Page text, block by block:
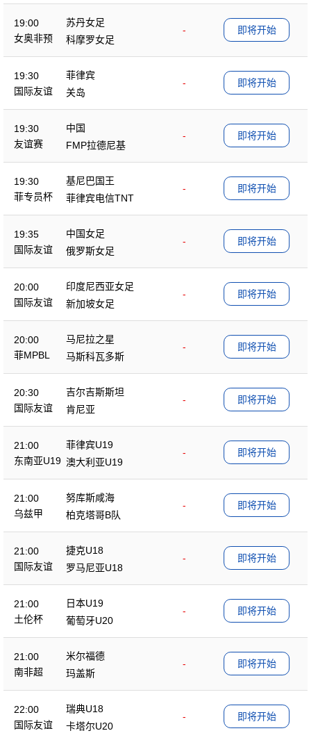
19:00
女奥非预
苏丹女足
-
科摩罗女足
即将开始
19:30
国际友谊
菲律宾
-
关岛
即将开始
19:30
友谊赛
中国
-
FMP拉德尼基
即将开始
19:30
菲专员杯
基尼巴国王
-
菲律宾电信TNT
即将开始
19:35
国际友谊
中国女足
-
俄罗斯女足
即将开始
20:00
国际友谊
印度尼西亚女足
-
新加坡女足
即将开始
20:00
菲MPBL
马尼拉之星
-
马斯科瓦多斯
即将开始
20:30
国际友谊
吉尔吉斯斯坦
-
肯尼亚
即将开始
21:00
东南亚U19
菲律宾U19
-
澳大利亚U19
即将开始
21:00
乌兹甲
努库斯咸海
-
柏克塔哥B队
即将开始
21:00
国际友谊
捷克U18
-
罗马尼亚U18
即将开始
21:00
土伦杯
日本U19
-
葡萄牙U20
即将开始
21:00
南非超
米尔福德
-
玛盖斯
即将开始
22:00
国际友谊
瑞典U18
-
卡塔尔U20
即将开始